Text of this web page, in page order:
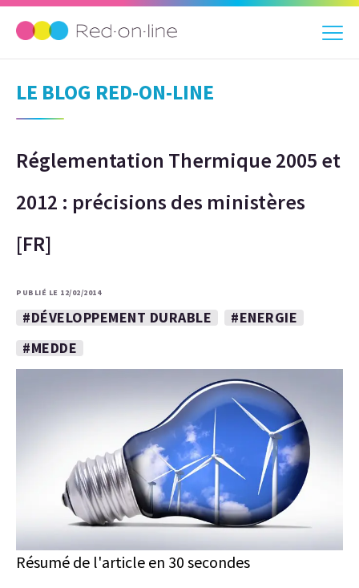
LE BLOG RED-ON-LINE
Réglementation Thermique 2005 et
2012 : précisions des ministères
[FR]
PUBLIÉ LE 12/02/2014
#DÉVELOPPEMENT DURABLE
#ENERGIE
#MEDDE
Résumé de l'article en 30 secondes